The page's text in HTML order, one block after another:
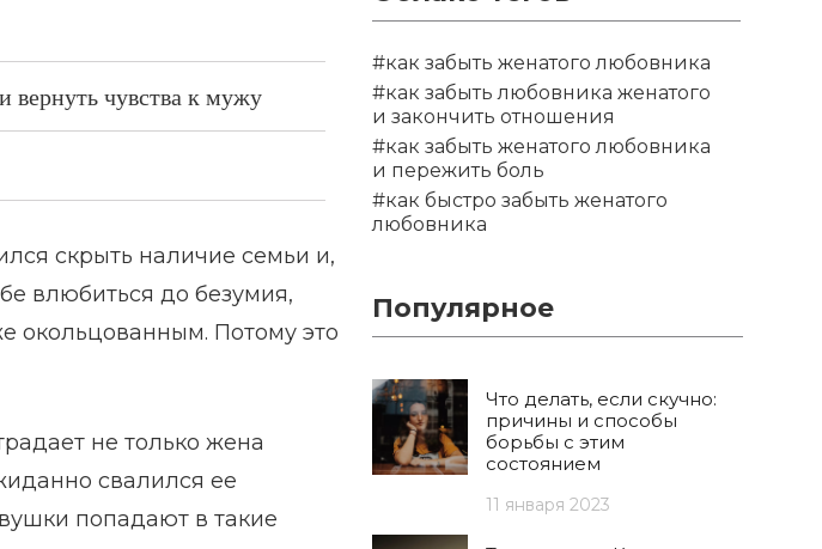
вернуть чувства к мужу
скрыть наличие семьи и,
влюбиться до безумия,
окольцованным. Потому это
не только жена
свалился ее
попадают в такие
#как забыть женатого любовника
#как забыть любовника женатого
и закончить отношения
#как забыть женатого любовника
и пережить боль
#как быстро забыть женатого
любовника
Популярное
Что делать, если скучно:
причины и способы
борьбы с этим
состоянием
11 января 2023